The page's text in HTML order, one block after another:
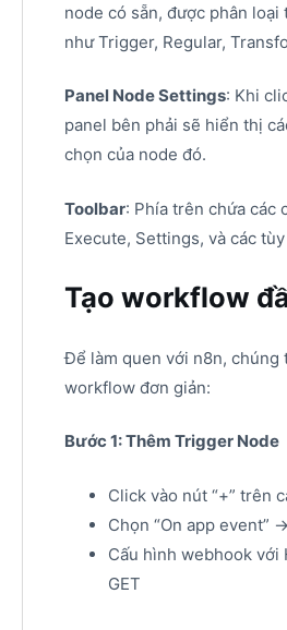
node có sẵn, được phân loại
như Trigger, Regular,
Panel Node Settings: Khi
panel bên phải sẽ hiển thị
chọn của node đó.
Toolbar: Phía trên chứa các
Execute, Settings, và các
Tạo workflow
Để làm quen với n8n, chúng
workflow đơn giản:
Bước 1: Thêm Trigger Node
Click vào nút “+” trên
Chọn “On app event”
Cấu hình webhook với
GET